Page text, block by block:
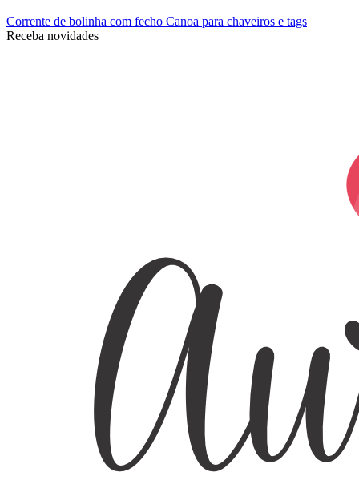
Corrente de bolinha com fecho Canoa para chaveiros e tags
Receba novidades